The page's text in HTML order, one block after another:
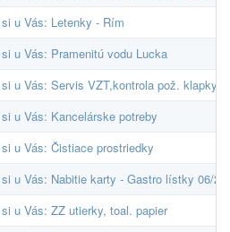
u Vás: Letenky - Rím
u Vás: Pramenitú vodu Lucka
u Vás: Servis VZT,kontrola pož. klapky
u Vás: Kancelárske potreby
u Vás: Čistiace prostriedky
u Vás: Nabitie karty - Gastro lístky 06/
u Vás: ZZ utierky, toal. papier